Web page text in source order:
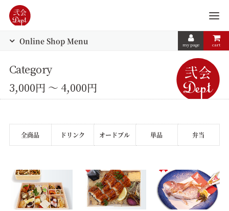
Online Shop Menu my page cart
Category
3,000円 ～ 4,000円
全商品 ドリンク オードブル 単品 弁当